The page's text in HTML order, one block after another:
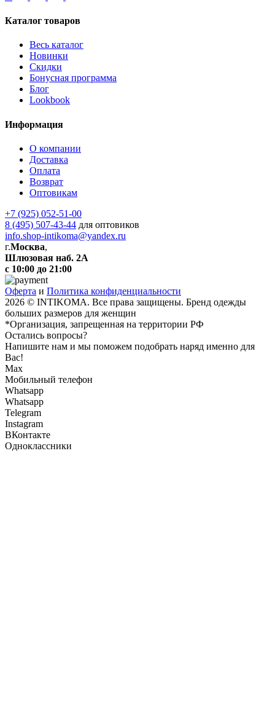
Каталог товаров
Весь каталог
Новинки
Скидки
Бонусная программа
Блог
Lookbook
Информация
О компании
Доставка
Оплата
Возврат
Оптовикам
+7 (925) 052-51-00
8 (495) 507-43-44 для оптовиков
info.shop-intikoma@yandex.ru
г.Москва,
Шлюзовая наб. 2А
с 10:00 до 21:00
Оферта и Политика конфиденциальности
2026 © INTIKOMA. Все права защищены. Бренд одежды
больших размеров для женщин
*Организация, запрещенная на территории РФ
Остались вопросы?
Напишите нам и мы поможем подобрать наряд именно для
Вас!
Max
Мобильный телефон
Whatsapp
Whatsapp
Telegram
Instagram
ВКонтакте
Одноклассники